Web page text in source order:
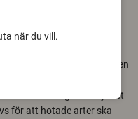
ekar i sin närhet, men
och naturbetesmarker blir
forskare kartlagt hur mycket
för att hotade arter ska
när du vill.